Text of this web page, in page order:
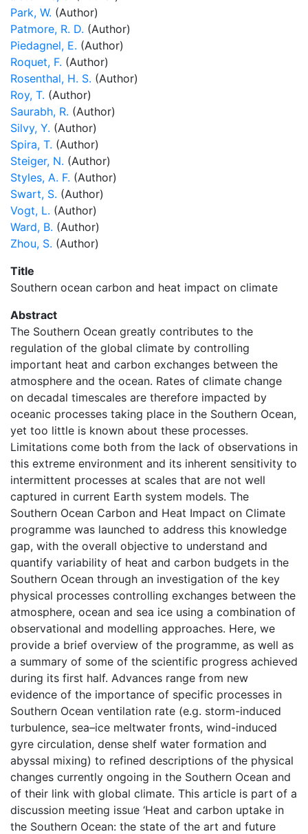
Park, W. (Author)
Patmore, R. D. (Author)
Piedagnel, E. (Author)
Roquet, F. (Author)
Rosenthal, H. S. (Author)
Roy, T. (Author)
Saurabh, R. (Author)
Silvy, Y. (Author)
Spira, T. (Author)
Steiger, N. (Author)
Styles, A. F. (Author)
Swart, S. (Author)
Vogt, L. (Author)
Ward, B. (Author)
Zhou, S. (Author)
Title
Southern ocean carbon and heat impact on climate
Abstract
The Southern Ocean greatly contributes to the
regulation of the global climate by controlling
important heat and carbon exchanges between the
atmosphere and the ocean. Rates of climate change
on decadal timescales are therefore impacted by
oceanic processes taking place in the Southern Ocean,
yet too little is known about these processes.
Limitations come both from the lack of observations in
this extreme environment and its inherent sensitivity to
intermittent processes at scales that are not well
captured in current Earth system models. The
Southern Ocean Carbon and Heat Impact on Climate
programme was launched to address this knowledge
gap, with the overall objective to understand and
quantify variability of heat and carbon budgets in the
Southern Ocean through an investigation of the key
physical processes controlling exchanges between the
atmosphere, ocean and sea ice using a combination of
observational and modelling approaches. Here, we
provide a brief overview of the programme, as well as
a summary of some of the scientific progress achieved
during its first half. Advances range from new
evidence of the importance of specific processes in
Southern Ocean ventilation rate (e.g. storm-induced
turbulence, sea–ice meltwater fronts, wind-induced
gyre circulation, dense shelf water formation and
abyssal mixing) to refined descriptions of the physical
changes currently ongoing in the Southern Ocean and
of their link with global climate. This article is part of a
discussion meeting issue ‘Heat and carbon uptake in
the Southern Ocean: the state of the art and future